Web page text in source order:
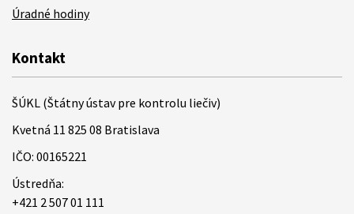
Úradné hodiny
Kontakt
ŠÚKL (Štátny ústav pre kontrolu liečiv)
Kvetná 11 825 08 Bratislava
IČO: 00165221
Ústredňa:
+421 2 507 01 111